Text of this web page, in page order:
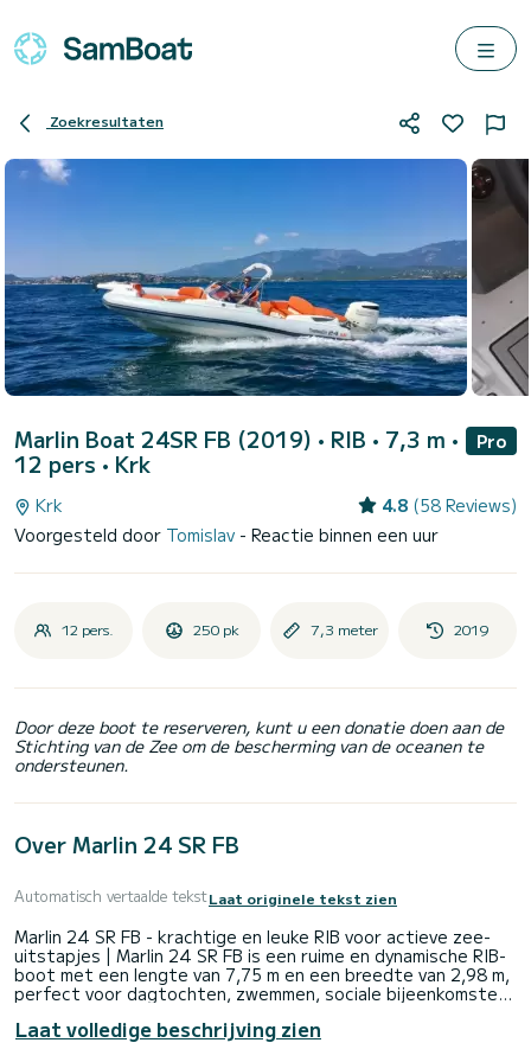
Zoekresultaten
Marlin Boat 24SR FB (2019) • RIB • 7,3 m •
12 pers • Krk
Pro
Krk 4.8 (58 Reviews)
Voorgesteld door Tomislav - Reactie binnen een uur
12 pers. 250 pk 7,3 meter 2019
Door deze boot te reserveren, kunt u een donatie doen aan de
Stichting van de Zee om de bescherming van de oceanen te
ondersteunen.
Over Marlin 24 SR FB
Automatisch vertaalde tekstLaat originele tekst zien
Marlin 24 SR FB - krachtige en leuke RIB voor actieve zee-
uitstapjes | Marlin 24 SR FB is een ruime en dynamische RIB-
boot met een lengte van 7,75 m en een breedte van 2,98 m,
perfect voor dagtochten, zwemmen, sociale bijeenkomsten
Honda-motor, biedt het een indrukwekkende topsnelheid
van 50 knopen met een gemiddeld brandstofverbruik van 25
Laat volledige beschrijving zien